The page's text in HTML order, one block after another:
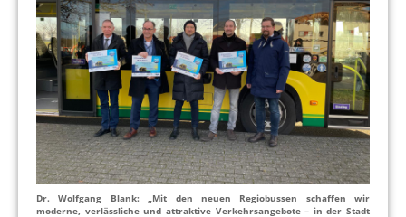
Dr. Wolfgang Blank: „Mit den neuen Regiobussen schaffen wir
moderne, verlässliche und attraktive Verkehrsangebote – in der Stadt